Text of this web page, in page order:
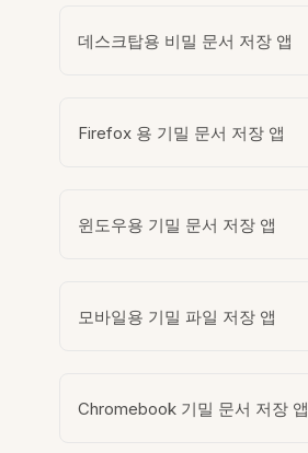
데스크탑용 비밀 문서 저장 앱
Firefox 용 기밀 문서 저장 앱
윈도우용 기밀 문서 저장 앱
모바일용 기밀 파일 저장 앱
Chromebook 기밀 문서 저장 앱